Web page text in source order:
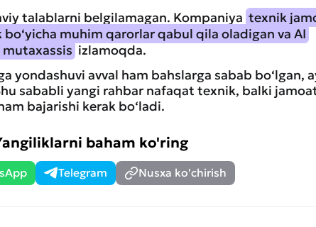
talablarni belgilamagan. Kompaniya texnik
muhim qarorlar qabul qila oladigan va AI
izlamoqda.
yondashuvi avval ham bahslarga sabab bo‘lgan,
sababli yangi rahbar nafaqat texnik, balki
bajarishi kerak bo‘ladi.
baham ko'ring
Telegram Nusxa ko'chirish